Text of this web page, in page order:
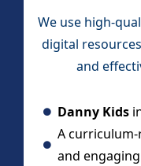
We use high-
digital
and
Danny Kids
A
and